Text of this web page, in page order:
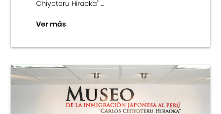
Chiyoteru Hiraoka” ...
Ver más